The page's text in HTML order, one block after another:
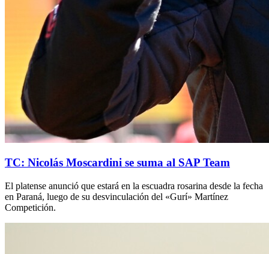
TC: Nicolás Moscardini se suma al SAP Team
El platense anunció que estará en la escuadra rosarina desde la fecha
en Paraná, luego de su desvinculación del «Gurí» Martínez
Competición.